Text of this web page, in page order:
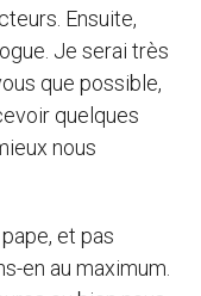
Ensuite,
Je serai très
que possible,
quelques
nous
et pas
en au maximum.